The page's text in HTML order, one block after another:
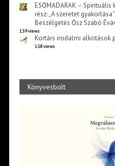
ESŐMADARAK –
rész: „A szeretet
Beszélgetés Ősz Szabó
139 views
Kortárs irodalmi alkotások
138 views
Könyvesbolt